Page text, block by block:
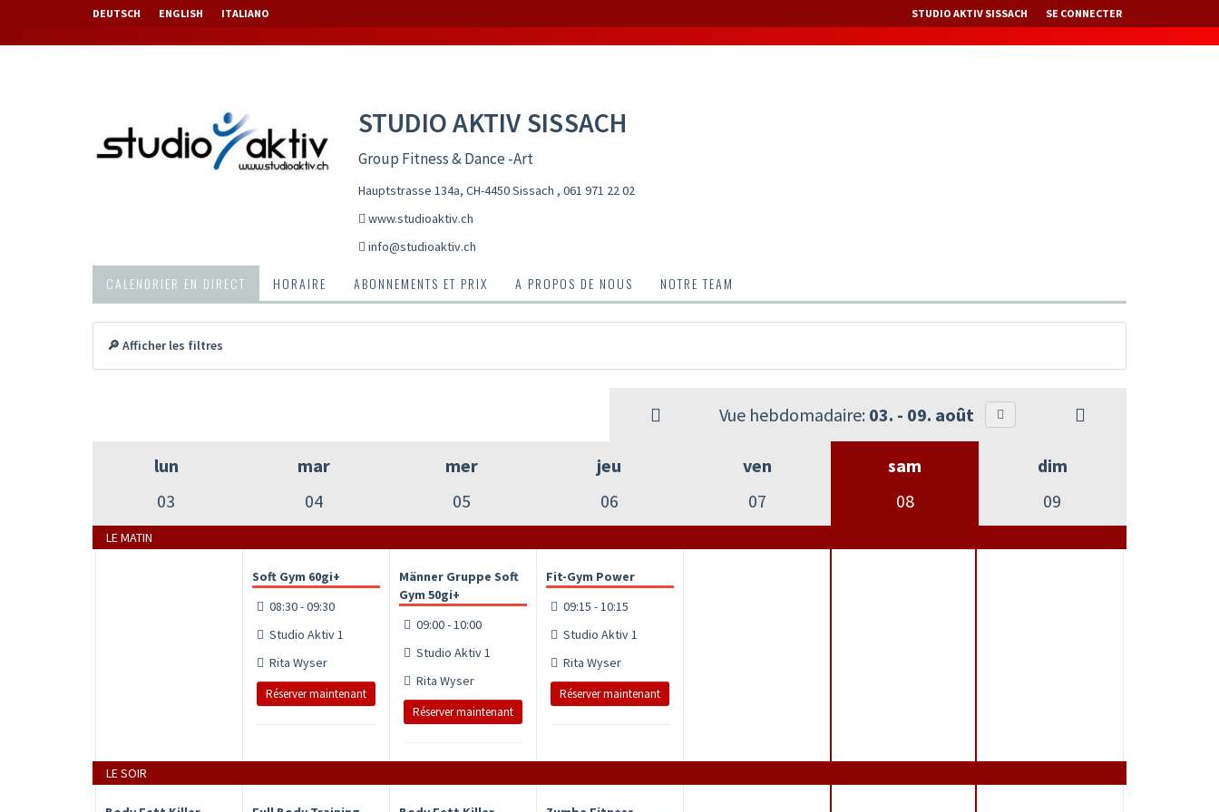
DEUTSCH ENGLISH ITALIANO STUDIO AKTIV SISSACH SE CONNECTER
STUDIO AKTIV SISSACH
Group Fitness & Dance -Art
Hauptstrasse 134a, CH-4450 Sissach , 061 971 22 02
www.studioaktiv.ch
info@studioaktiv.ch
CALENDRIER EN DIRECT HORAIRE ABONNEMENTS ET PRIX A PROPOS DE NOUS NOTRE TEAM
🔎 Afficher les filtres
Vue hebdomadaire: 03. - 09. août
lun
03
mar
04
mer
05
jeu
06
ven
07
sam
08
dim
09
LE MATIN
Soft Gym 60gi+
08:30 - 09:30
Studio Aktiv 1
Rita Wyser
Réserver maintenant
Männer Gruppe Soft
Gym 50gi+
09:00 - 10:00
Studio Aktiv 1
Rita Wyser
Réserver maintenant
Fit-Gym Power
09:15 - 10:15
Studio Aktiv 1
Rita Wyser
Réserver maintenant
LE SOIR